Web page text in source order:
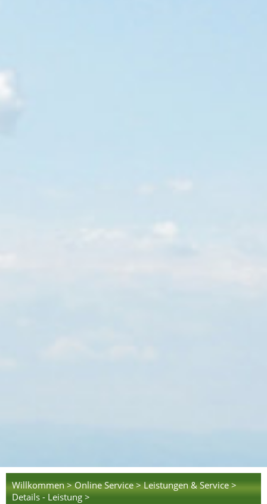
Willkommen > Online Service > Leistungen & Service >
Details - Leistung >